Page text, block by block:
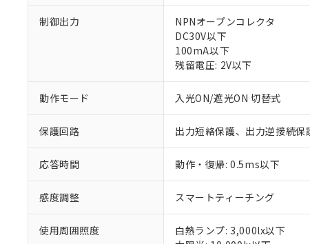
制御出力
NPNオープンコレクタ
DC30V以下
100mA以下
残留電圧: 2V以下
動作モード 入光ON/遮光ON 切替式
保護回路 出力短絡保護、出力逆接続
応答時間 動作・復帰: 0.5ms以下
感度調整 スマートティーチング
使用周囲照度
白熱ランプ: 3,000lx以下
ご利用条件
以下の条件をお読
※1 対応状況
対応予定：EU
対応予定なし：EU
非該当品：ライセ
仕入先様の事情に
があります。
※1 中国
「○」：最大均質